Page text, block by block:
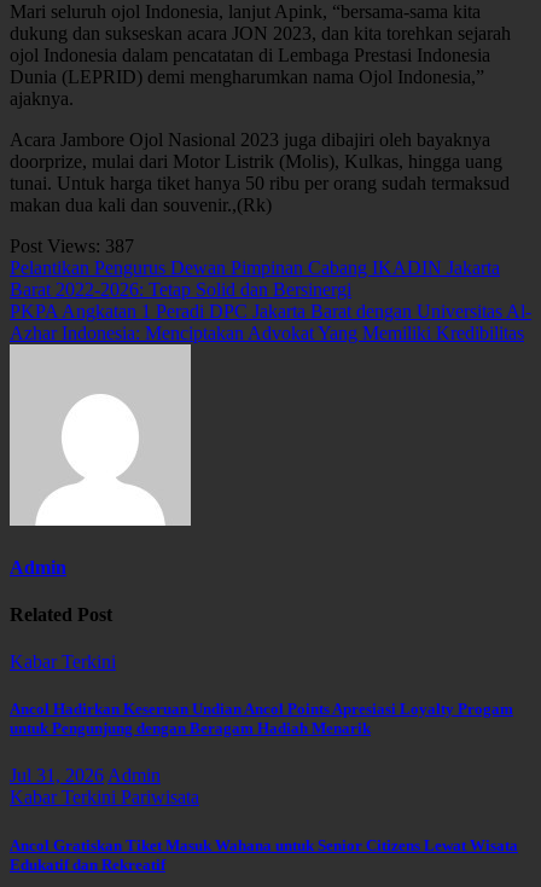
Mari seluruh ojol Indonesia, lanjut Apink, “bersama-sama kita
dukung dan sukseskan acara JON 2023, dan kita torehkan sejarah
ojol Indonesia dalam pencatatan di Lembaga Prestasi Indonesia
Dunia (LEPRID) demi mengharumkan nama Ojol Indonesia,”
ajaknya.
Acara Jambore Ojol Nasional 2023 juga dibajiri oleh bayaknya
doorprize, mulai dari Motor Listrik (Molis), Kulkas, hingga uang
tunai. Untuk harga tiket hanya 50 ribu per orang sudah termaksud
makan dua kali dan souvenir.,(Rk)
Post Views: 387
Navigasi
pos
Pelantikan Pengurus Dewan Pimpinan Cabang IKADIN Jakarta
Barat 2022-2026: Tetap Solid dan Bersinergi
PKPA Angkatan 1 Peradi DPC Jakarta Barat dengan Universitas Al-
Azhar Indonesia: Menciptakan Advokat Yang Memiliki Kredibilitas
Admin
Related Post
Kabar Terkini
Ancol Hadirkan Keseruan Undian Ancol Points Apresiasi Loyalty Progam
untuk Pengunjung dengan Beragam Hadiah Menarik
Jul 31, 2026Admin
Kabar Terkini Pariwisata
Ancol Gratiskan Tiket Masuk Wahana untuk Senior Citizens Lewat Wisata
Edukatif dan Rekreatif